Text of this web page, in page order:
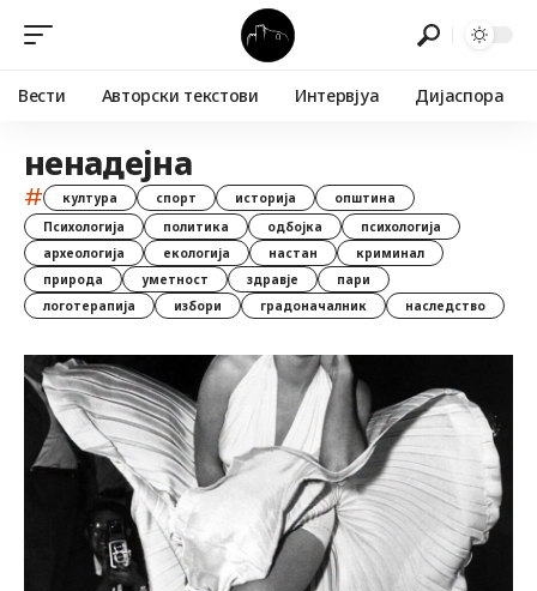
Вести Авторски текстови Интервјуа Дијаспора
ненадејна
# култура спорт историја
општина
Психологија
политика одбојка
психологија
археологија
екологија настан
криминал
природа
уметност здравје
пари
логотерапија
избори градоначалник наследство